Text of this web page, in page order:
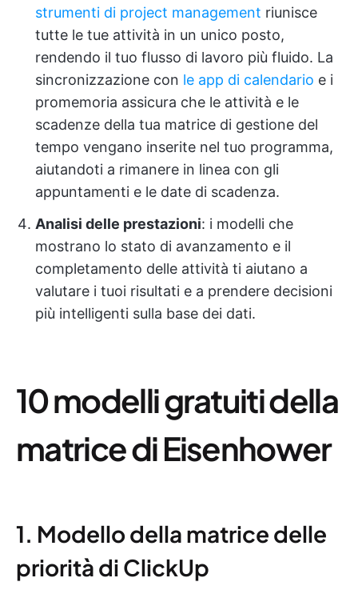
strumenti di project management riunisce
tutte le tue attività in un unico posto,
rendendo il tuo flusso di lavoro più fluido. La
sincronizzazione con le app di calendario e i
promemoria assicura che le attività e le
scadenze della tua matrice di gestione del
tempo vengano inserite nel tuo programma,
aiutandoti a rimanere in linea con gli
appuntamenti e le date di scadenza.
Analisi delle prestazioni: i modelli che
mostrano lo stato di avanzamento e il
completamento delle attività ti aiutano a
valutare i tuoi risultati e a prendere decisioni
più intelligenti sulla base dei dati.
10 modelli gratuiti della
matrice di Eisenhower
1. Modello della matrice delle
priorità di ClickUp